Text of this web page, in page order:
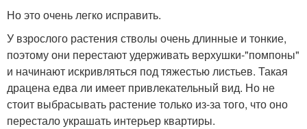
Но это очень легко исправить.
У взрослого растения стволы очень длинные и тонкие,
поэтому они перестают удерживать верхушки-"помпоны"
и начинают искривляться под тяжестью листьев. Такая
драцена едва ли имеет привлекательный вид. Но не
стоит выбрасывать растение только из-за того, что оно
перестало украшать интерьер квартиры.